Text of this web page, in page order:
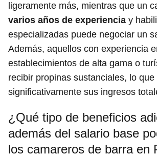
ligeramente más, mientras que un
varios años de experiencia y
especializadas puede negociar un
Además, aquellos con experiencia
establecimientos de alta gama o
recibir propinas sustanciales, lo
significativamente sus ingresos
¿Qué tipo de beneficios
además del salario base
los camareros de barra en